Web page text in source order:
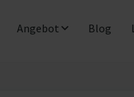
Angebot Blog